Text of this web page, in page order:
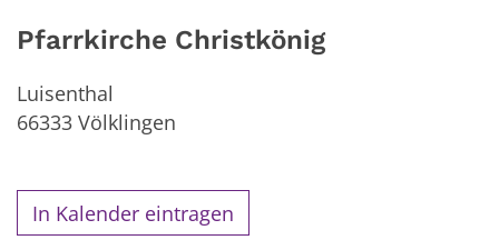
Pfarrkirche Christkönig
Luisenthal
66333 Völklingen
In Kalender eintragen